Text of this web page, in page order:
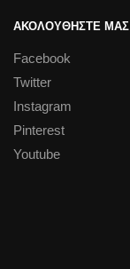
ΑΚΟΛΟΥΘΗΣΤΕ ΜΑΣ
Facebook
Twitter
Instagram
Pinterest
Youtube